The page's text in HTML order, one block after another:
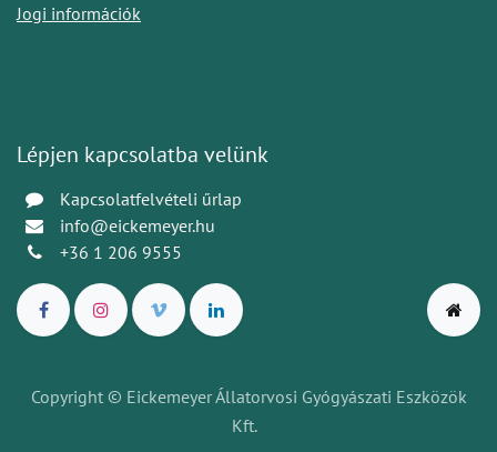
Jogi információk
Lépjen kapcsolatba velünk
Kapcsolatfelvételi űrlap
info@eickemeyer.hu
+36 1 206 9555
Copyright © Eickemeyer Állatorvosi Gyógyászati Eszközök
Kft.